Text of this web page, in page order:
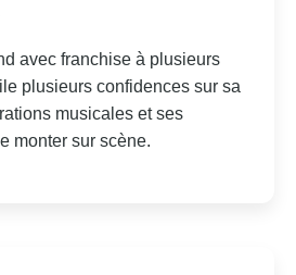
avec franchise à plusieurs
plusieurs confidences sur sa
musicales et ses
monter sur scène.